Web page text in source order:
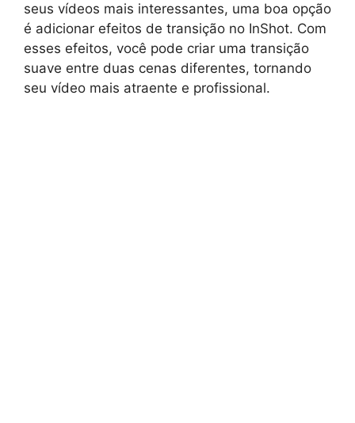
seus vídeos mais interessantes, uma boa opção
é adicionar efeitos de transição no InShot. Com
esses efeitos, você pode criar uma transição
suave entre duas cenas diferentes, tornando
seu vídeo mais atraente e profissional.